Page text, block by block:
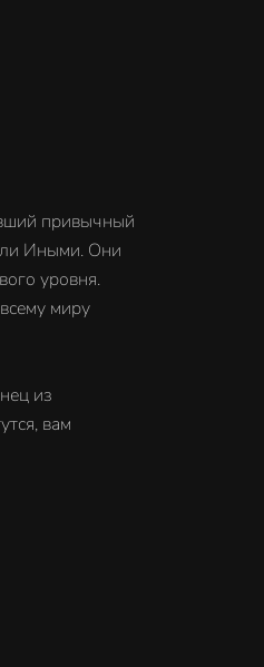
привычный
Иными. Они
уровня.
миру
из
вам